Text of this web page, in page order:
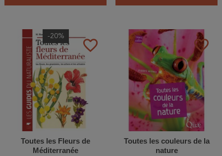
favorite_border
-20%
Toutes les Fleurs de
Méditerranée
favorite_border
Toutes les couleurs de la
nature